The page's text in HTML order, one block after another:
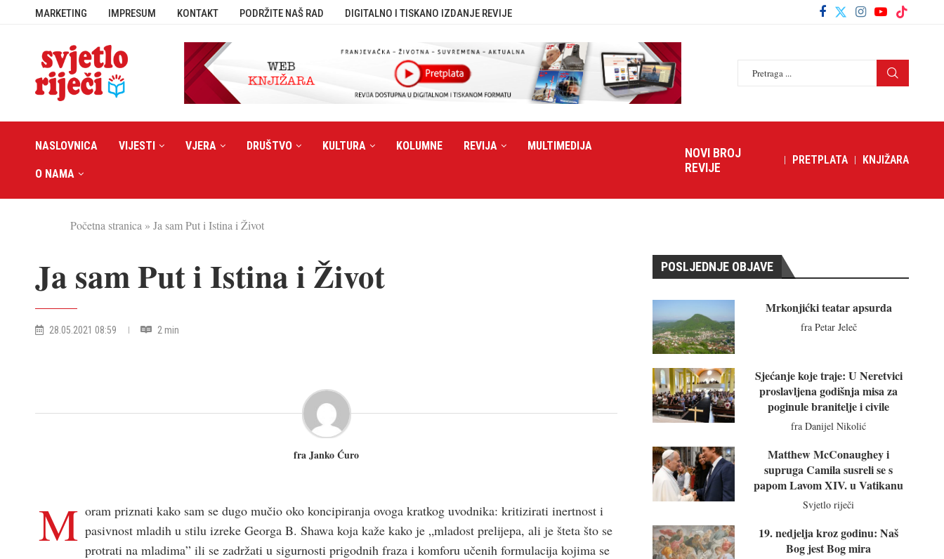
MARKETING IMPRESUM KONTAKT PODRŽITE NAŠ RAD DIGITALNO I TISKANO IZDANJE REVIJE
NASLOVNICA VIJESTI VJERA DRUŠTVO KULTURA KOLUMNE REVIJA MULTIMEDIJA
O NAMA
NOVI BROJ
REVIJE
PRETPLATA KNJIŽARA
Početna stranica » Ja sam Put i Istina i Život
Ja sam Put i Istina i Život
28.05.2021 08:59 2 min
fra Janko Ćuro
M oram priznati kako sam se dugo mučio oko koncipiranja ovoga kratkog uvodnika: kritizirati inertnost i
pasivnost mladih u stilu izreke Georga B. Shawa koja kaže kako je „mladost prelijepa, ali je šteta što se
protrati na mladima” ili se zadržati u sigurnosti prigodnih fraza i komforu učenih formulacija kojima se
POSLJEDNJE OBJAVE
Mrkonjićki teatar apsurda
fra Petar Jeleč
Sjećanje koje traje: U Neretvici
proslavljena godišnja misa za
poginule branitelje i civile
fra Danijel Nikolić
Matthew McConaughey i
supruga Camila susreli se s
papom Lavom XIV. u Vatikanu
Svjetlo riječi
19. nedjelja kroz godinu: Naš
Bog jest Bog mira